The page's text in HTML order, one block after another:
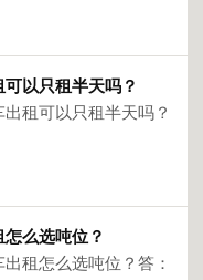
以只租半天吗？
租可以只租半天吗？
么选吨位？
租怎么选吨位？答：